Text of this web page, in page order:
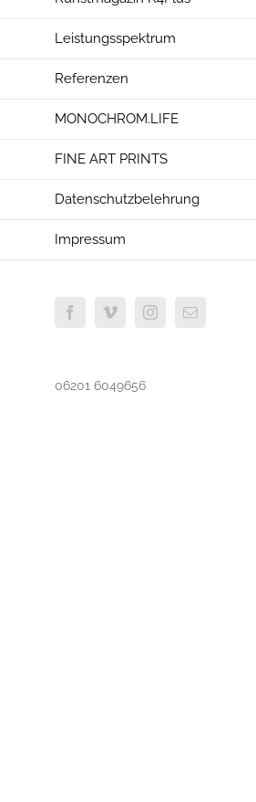
Leistungsspektrum
Referenzen
MONOCHROM.LIFE
FINE ART PRINTS
Datenschutzbelehrung
Impressum
FacebookVimeoInstagram
E-
06201 6049656